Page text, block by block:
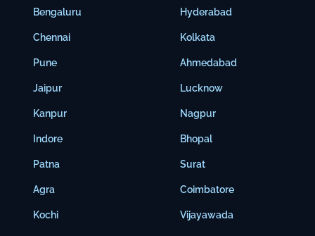
Bengaluru
Chennai
Pune
Jaipur
Kanpur
Indore
Patna
Agra
Kochi
Hyderabad
Kolkata
Ahmedabad
Lucknow
Nagpur
Bhopal
Surat
Coimbatore
Vijayawada